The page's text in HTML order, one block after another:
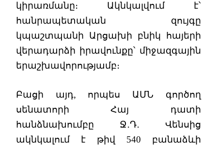
կիրառմանը։ Ակնկալվում է՝
հանրապետական զույգը
կպաշտպանի Արցախի բնիկ հայերի
վերադարձի իրավունքը՝ միջազգային
երաշխավորությամբ։
Բացի այդ, որպես ԱՄՆ գործող
սենատորի Հայ դատի
հանձնախումբը Ջ․Դ․ Վենսից
ակնկալում է թիվ 540 բանաձևի